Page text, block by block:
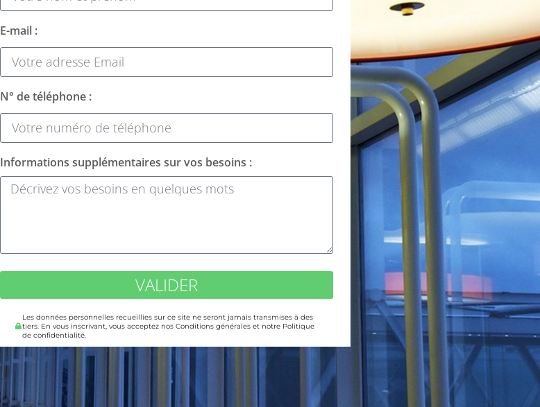
E-mail :
N° de téléphone :
Informations supplémentaires sur vos besoins :
VALIDER
Les données personnelles recueillies sur ce site ne seront jamais transmises à des
tiers. En vous inscrivant, vous acceptez nos Conditions générales et notre Politique
de confidentialité.